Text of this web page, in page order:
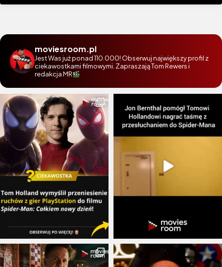
moviesroom.pl
Jest Was już ponad 110.000! Obserwuj największy profil z
ciekawostkami filmowymi. Zapraszają Tom Rewers i
redakcja MR